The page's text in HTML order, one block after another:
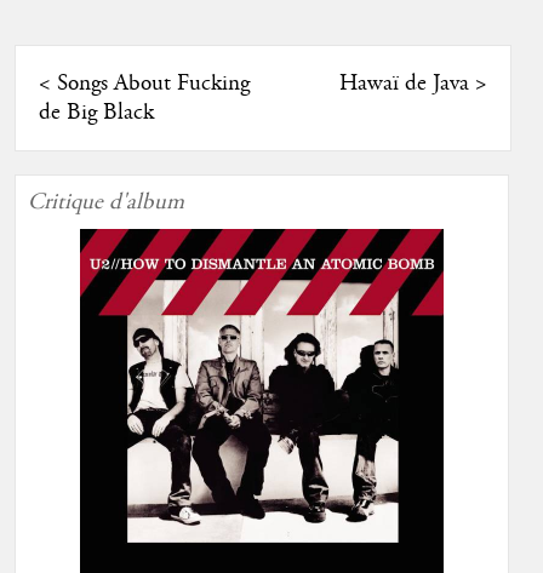
< Songs About Fucking
de Big Black
Hawaï de Java>
Critique d'album